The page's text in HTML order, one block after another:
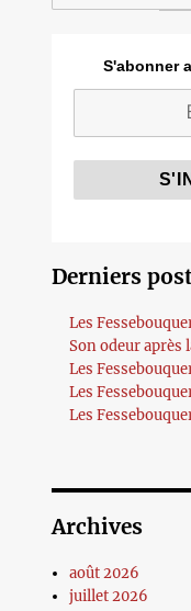
S'abonner
Derniers
Les
Son odeur après
Les
Les
Les
Archives
août 2026
juillet 2026